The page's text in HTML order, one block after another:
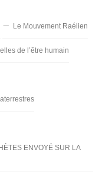
Le Mouvement Raélien
de l’être humain
ENVOYÉ SUR LA